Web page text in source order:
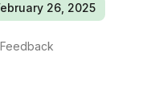
26, 2025